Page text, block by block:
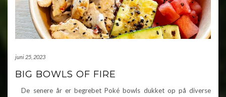
juni 25, 2023
BIG BOWLS OF FIRE
De senere år er begrebet Poké bowls dukket op på diverse